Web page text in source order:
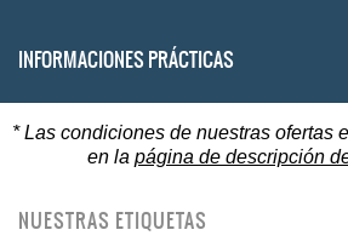
INFORMACIONES PRÁCTICAS
* Las condiciones de nuestras ofertas
en la página de descripción
NUESTRAS ETIQUETAS